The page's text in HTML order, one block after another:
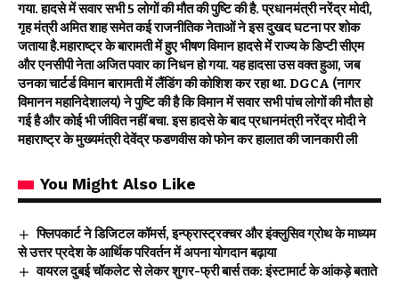
गया. हादसे में सवार सभी 5 लोगों की मौत की पुष्टि की है. प्रधानमंत्री नरेंद्र मोदी,
गृह मंत्री अमित शाह समेत कई राजनीतिक नेताओं ने इस दुखद घटना पर शोक
जताया है.महाराष्ट्र के बारामती में हुए भीषण विमान हादसे में राज्य के डिप्टी सीएम
और एनसीपी नेता अजित पवार का निधन हो गया. यह हादसा उस वक्त हुआ, जब
उनका चार्टर्ड विमान बारामती में लैंडिंग की कोशिश कर रहा था. DGCA (नागर
विमानन महानिदेशालय) ने पुष्टि की है कि विमान में सवार सभी पांच लोगों की मौत हो
गई है और कोई भी जीवित नहीं बचा. इस हादसे के बाद प्रधानमंत्री नरेंद्र मोदी ने
महाराष्ट्र के मुख्यमंत्री देवेंद्र फडणवीस को फोन कर हालात की जानकारी ली
You Might Also Like
फ्लिपकार्ट ने डिजिटल कॉमर्स, इन्फ्रास्ट्रक्चर और इंक्लुसिव ग्रोथ के माध्यम
से उत्तर प्रदेश के आर्थिक परिवर्तन में अपना योगदान बढ़ाया
वायरल दुबई चॉकलेट से लेकर शुगर-फ्री बार्स तक: इंस्टामार्ट के आंकड़े बताते